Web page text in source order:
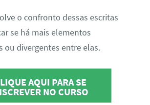
o confronto dessas escritas
se há mais elementos
ou divergentes entre elas.
AQUI PARA SE
NO CURSO